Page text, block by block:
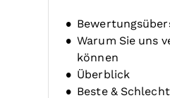
Warum Sie uns
können
Überblick
Beste &